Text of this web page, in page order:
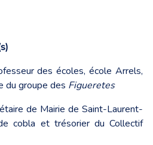
des écoles, école Arrels,
du groupe des Figueretes
de Mairie de Saint-Laurent-
cobla et trésorier du Collectif